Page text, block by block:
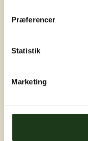
Præferencer
Statistik
Marketing